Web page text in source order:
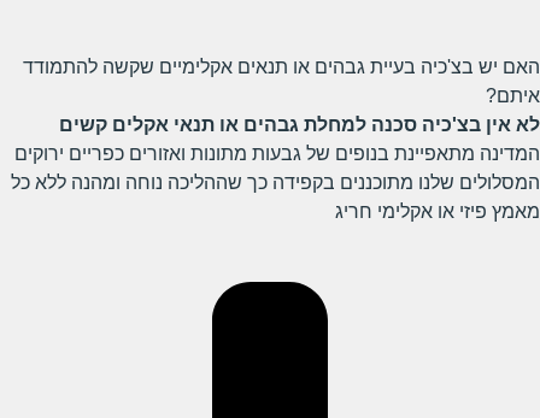
האם יש בצ'כיה בעיית גבהים או תנאים אקלימיים שקשה להתמודד
איתם?
לא אין בצ'כיה סכנה למחלת גבהים או תנאי אקלים קשים
המדינה מתאפיינת בנופים של גבעות מתונות ואזורים כפריים ירוקים
המסלולים שלנו מתוכננים בקפידה כך שההליכה נוחה ומהנה ללא כל
מאמץ פיזי או אקלימי חריג